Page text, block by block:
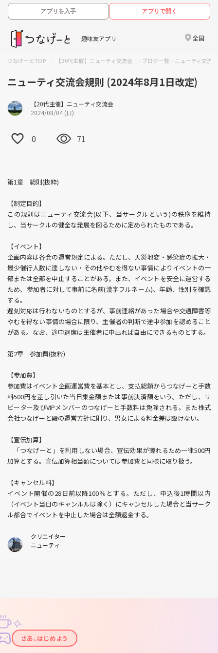
アプリを入手 アプリで開く
趣味友アプリ 全国
つなげーとTOP 【20代主催】ニューティ交流会 ブログ一覧 ニューティ交流
ニューティ交流会規則 (2024年8月1日改定)
【20代主催】ニューティ交流会
2024/08/04 (日)
0 71
第1章 総則(抜粋)
【制定目的】
この規則はニューティ交流会(以下、当サークルという)の秩序を維持
し、当サークルの健全な発展を図るために定められたものである。
【イベント】
企画内容は各会の運営規定による。ただし、天災地変・感染症の拡大・
最少催行人数に達しない・その他やむを得ない事情によりイベントの一
部または全部を中止することがある。また、イベントを安全に運営する
ため、参加者に対して事前に名前(漢字フルネーム)、年齢、性別を確認
する。
遅刻対応は行わないものとするが、事前連絡があった場合や交通障害等
やむを得ない事情の場合に限り、主催者の判断で途中参加を認めること
がある。なお、途中退席は主催者に申出れば自由にできるものとする。
第2章 参加費(抜粋)
【参加費】
参加費はイベント企画運営費を基本とし、支払総額からつなげーと手数
料500円を差し引いた当日集金額または事前決済額をいう。ただし、リ
ピーター及びVIPメンバーのつなげーと手数料は免除される。また株式
会社つなげーと殿の運営方針に則り、男女による料金差は設けない。
【宣伝加算】
「つなげーと」を利用しない場合、宣伝効果が薄れるため一律500円
加算とする。宣伝加算相当額については参加費と同様に取り扱う。
【キャンセル料】
イベント開催の28日前以降100％とする。ただし、申込後1時間以内
（イベント当日のキャンルルは除く）にキャンセルした場合と当サーク
ル都合でイベントを中止した場合は全額返金する。
クリエイター
ニューティ
✦
✧
さあ、はじめよう